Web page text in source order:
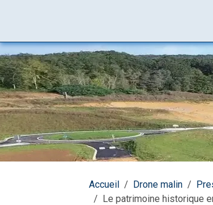
Accueil Drone malin
Le patrimoine historique